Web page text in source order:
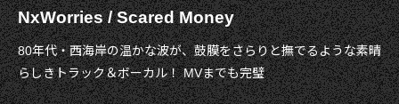
NxWorries / Scared Money
80年代・西海岸の温かな波が、鼓膜をさらりと撫でるような素晴
らしきトラック＆ボーカル！ MVまでも完璧